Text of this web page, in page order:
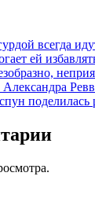
всегда
ей